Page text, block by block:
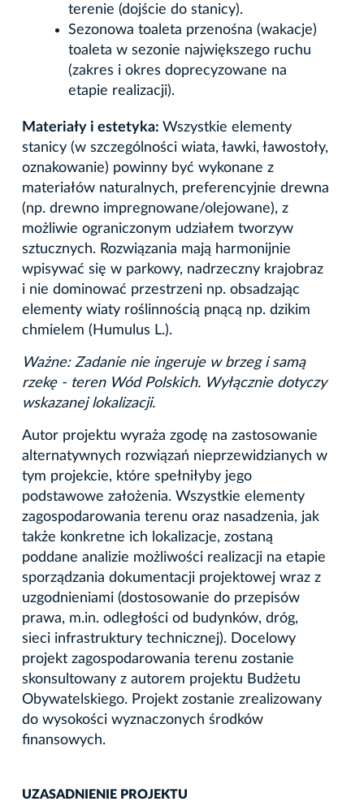
terenie (dojście do stanicy).
Sezonowa toaleta przenośna (wakacje)
toaleta w sezonie największego ruchu
(zakres i okres doprecyzowane na
etapie realizacji).
Materiały i estetyka: Wszystkie elementy
stanicy (w szczególności wiata, ławki, ławostoły,
oznakowanie) powinny być wykonane z
materiałów naturalnych, preferencyjnie drewna
(np. drewno impregnowane/olejowane), z
możliwie ograniczonym udziałem tworzyw
sztucznych. Rozwiązania mają harmonijnie
wpisywać się w parkowy, nadrzeczny krajobraz
i nie dominować przestrzeni np. obsadzając
elementy wiaty roślinnością pnącą np. dzikim
chmielem (Humulus L.).
Ważne: Zadanie nie ingeruje w brzeg i samą
rzekę - teren Wód Polskich. Wyłącznie dotyczy
wskazanej lokalizacji.
Autor projektu wyraża zgodę na zastosowanie
alternatywnych rozwiązań nieprzewidzianych w
tym projekcie, które spełniłyby jego
podstawowe założenia. Wszystkie elementy
zagospodarowania terenu oraz nasadzenia, jak
także konkretne ich lokalizacje, zostaną
poddane analizie możliwości realizacji na etapie
sporządzania dokumentacji projektowej wraz z
uzgodnieniami (dostosowanie do przepisów
prawa, m.in. odległości od budynków, dróg,
sieci infrastruktury technicznej). Docelowy
projekt zagospodarowania terenu zostanie
skonsultowany z autorem projektu Budżetu
Obywatelskiego. Projekt zostanie zrealizowany
do wysokości wyznaczonych środków
finansowych.
UZASADNIENIE PROJEKTU